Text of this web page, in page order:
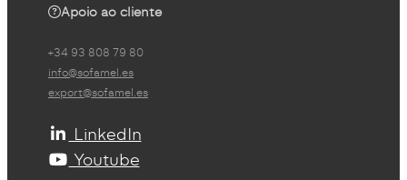
Apoio ao cliente
+34 93 808 79 80
info@sofamel.es
export@sofamel.es
LinkedIn
Youtube